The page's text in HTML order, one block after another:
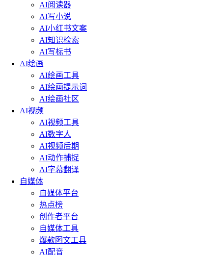
AI阅读器
AI写小说
AI小红书文案
AI知识检索
AI写标书
AI绘画
AI绘画工具
AI绘画提示词
AI绘画社区
AI视频
AI视频工具
AI数字人
AI视频后期
AI动作捕捉
AI字幕翻译
自媒体
自媒体平台
热点榜
创作者平台
自媒体工具
爆款图文工具
AI配音